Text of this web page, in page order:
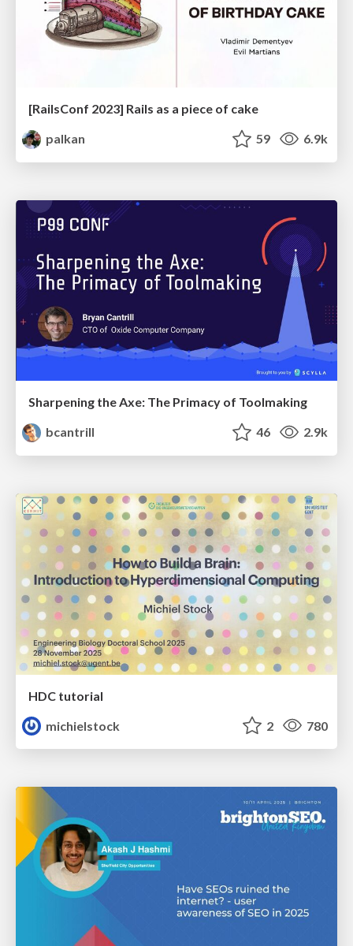
[RailsConf 2023] Rails as a piece of cake
palkan
59 6.9k
Sharpening the Axe: The Primacy of Toolmaking
bcantrill
46 2.9k
HDC tutorial
michielstock
2 780